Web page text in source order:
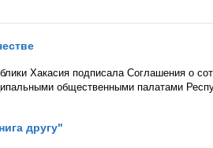
Хакасия подписала Соглашения о
общественными палатами
другу"